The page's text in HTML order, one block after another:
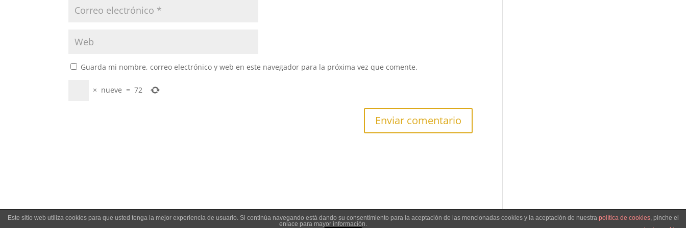
Guarda mi nombre, correo electrónico y web en este navegador para la próxima vez que comente.
× nueve = 72
Este sitio web utiliza cookies para que usted tenga la mejor experiencia de usuario. Si continúa navegando está dando su consentimiento para la aceptación de las mencionadas cookies y la aceptación de nuestra política de cookies, pinche el
enlace para mayor información.